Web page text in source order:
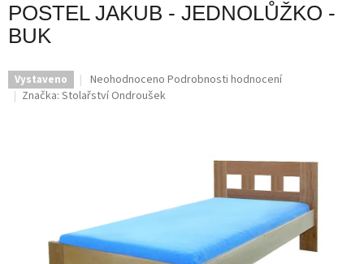
POSTEL JAKUB - JEDNOLŮŽKO -
BUK
Vystaveno
Průměrné
hodnocení
Neohodnoceno Podrobnosti hodnocení
Značka: Stolařství Ondroušek